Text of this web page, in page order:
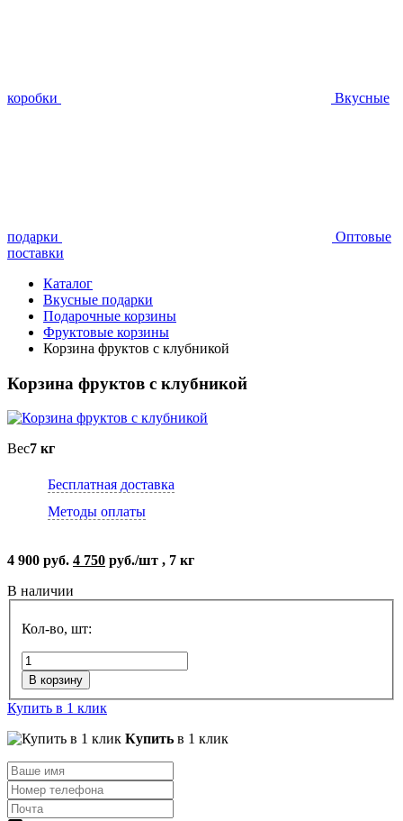
коробки Вкусные
подарки
Оптовые
поставки
Каталог
Вкусные подарки
Подарочные корзины
Фруктовые корзины
Корзина фруктов с клубникой
Корзина фруктов с клубникой
Вес7 кг
Бесплатная доставка
Методы оплаты
4 900 руб. 4 750 руб./шт , 7 кг
В наличии
Кол-во, шт:
В корзину
Купить в 1 клик
Купить в 1 клик